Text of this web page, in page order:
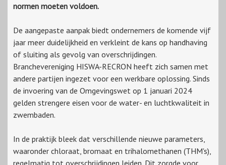
normen moeten voldoen.
De aangepaste aanpak biedt ondernemers de komende vijf
jaar meer duidelijkheid en verkleint de kans op handhaving
of sluiting als gevolg van overschrijdingen.
Branchevereniging HISWA-RECRON heeft zich samen met
andere partijen ingezet voor een werkbare oplossing. Sinds
de invoering van de Omgevingswet op 1 januari 2024
gelden strengere eisen voor de water- en luchtkwaliteit in
zwembaden.
In de praktijk bleek dat verschillende nieuwe parameters,
waaronder chloraat, bromaat en trihalomethanen (THM's),